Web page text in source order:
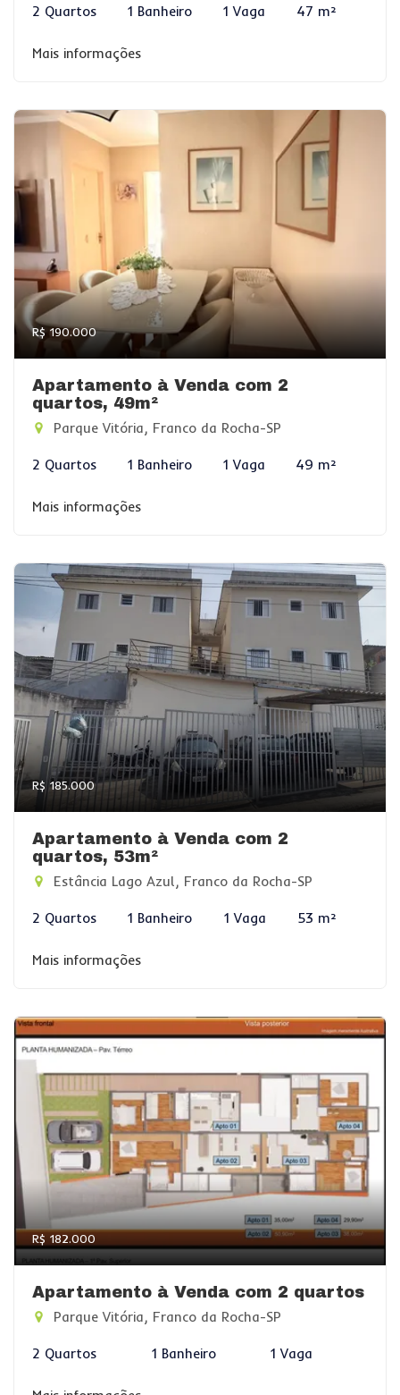
2 Quartos 1 Banheiro 1 Vaga 47 m²
Mais informações
R$ 190.000
Apartamento à Venda com 2
quartos, 49m²
Parque Vitória, Franco da Rocha-SP
2 Quartos 1 Banheiro 1 Vaga 49 m²
Mais informações
R$ 185.000
Apartamento à Venda com 2
quartos, 53m²
Estância Lago Azul, Franco da Rocha-SP
2 Quartos 1 Banheiro 1 Vaga 53 m²
Mais informações
R$ 182.000
Apartamento à Venda com 2 quartos
Parque Vitória, Franco da Rocha-SP
2 Quartos 1 Banheiro 1 Vaga